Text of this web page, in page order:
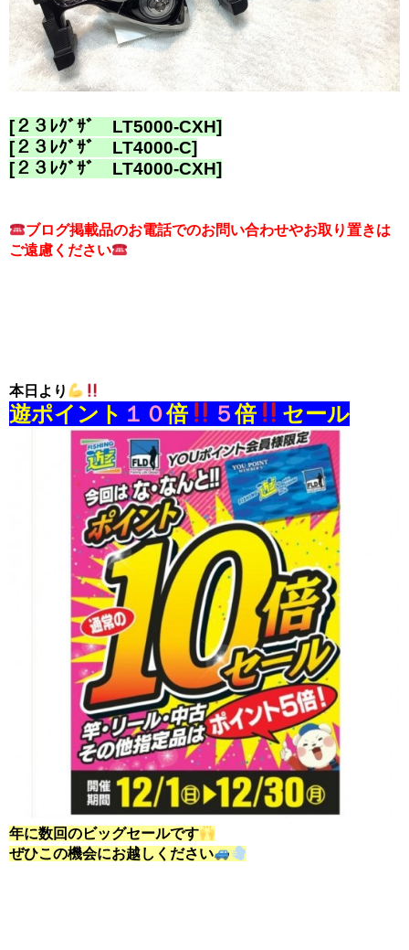
[２３ﾚｸﾞｻﾞ LT5000-CXH]
[２３ﾚｸﾞｻﾞ LT4000-C]
[２３ﾚｸﾞｻﾞ LT4000-CXH]
ブログ掲載品のお電話でのお問い合わせやお取り置きは
ご遠慮ください
本日より
遊ポイント １０倍 ５倍 セール
年に数回のビッグセールです
ぜひこの機会にお越しください